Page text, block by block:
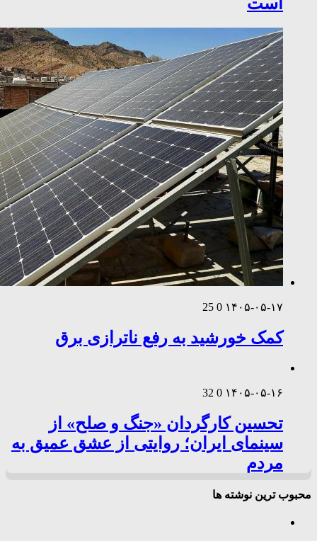
۱۴۰۵-۰۵-۱۷ 0
25
کمک خورشید به رفع ناترازی برق
۱۴۰۵-۰۵-۱۶ 0
32
تحسین کارگردان «جنگ و صلح» از
سینمای ایران؛ روایتی از عشق عمیق به
مردم
محبوب ترین نوشته ها